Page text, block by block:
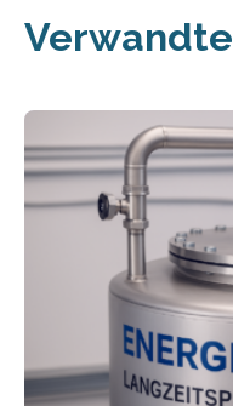
Verwandte